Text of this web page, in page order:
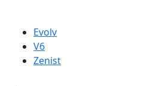
Evolv
V6
Zenist